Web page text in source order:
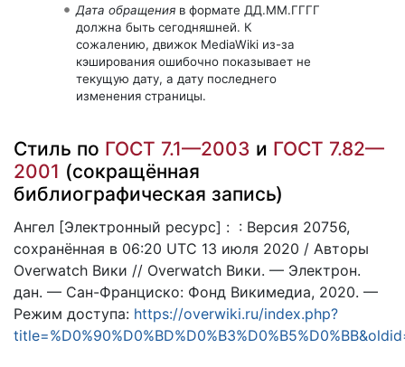
Дата обращенияв формате ДД.ММ.ГГГГ
должна быть сегодняшней. К
сожалению, движок MediaWiki из-за
кэширования ошибочно показывает не
текущую дату, а дату последнего
изменения страницы.
Стиль по ГОСТ 7.1—2003 и ГОСТ 7.82—
2001 (сокращённая
библиографическая запись)
Ангел [Электронный ресурс] : : Версия 20756,
сохранённая в 06:20 UTC 13 июля 2020 / Авторы
Overwatch Вики // Overwatch Вики. — Электрон.
дан. — Сан-Франциско: Фонд Викимедиа, 2020. —
Режим доступа: https://overwiki.ru/index.php?